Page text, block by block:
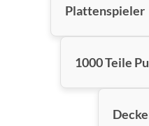
Plattenspieler
1000 Teile